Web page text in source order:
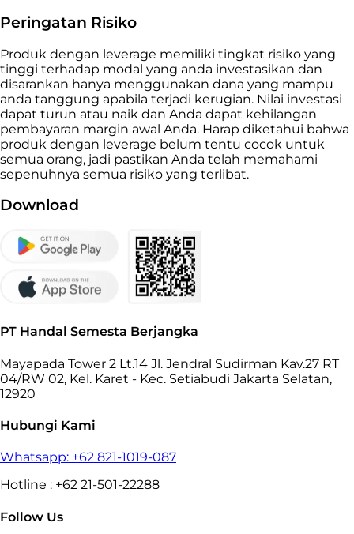
Peringatan Risiko
Produk dengan leverage memiliki tingkat risiko yang
tinggi terhadap modal yang anda investasikan dan
disarankan hanya menggunakan dana yang mampu
anda tanggung apabila terjadi kerugian. Nilai investasi
dapat turun atau naik dan Anda dapat kehilangan
pembayaran margin awal Anda. Harap diketahui bahwa
produk dengan leverage belum tentu cocok untuk
semua orang, jadi pastikan Anda telah memahami
sepenuhnya semua risiko yang terlibat.
Download
PT Handal Semesta Berjangka
Mayapada Tower 2 Lt.14 Jl. Jendral Sudirman Kav.27 RT
04/RW 02, Kel. Karet - Kec. Setiabudi Jakarta Selatan,
12920
Hubungi Kami
Whatsapp: +62 821-1019-087
Hotline : +62 21-501-22288
Follow Us